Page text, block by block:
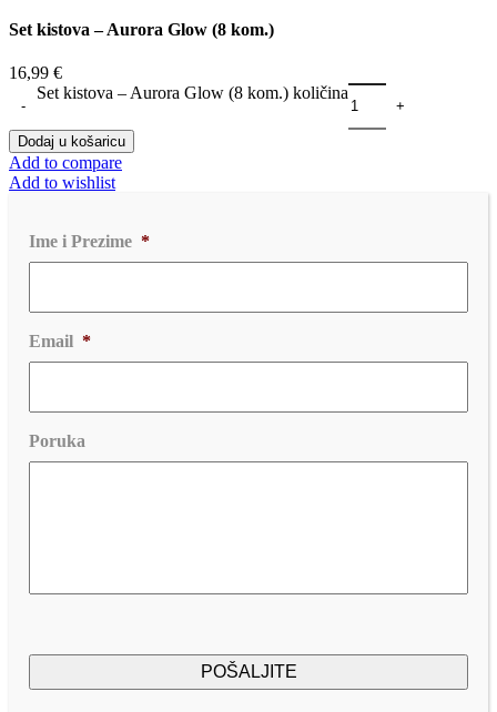
Set kistova – Aurora Glow (8 kom.)
16,99 €
Set kistova – Aurora Glow (8 kom.) količina
Dodaj u košaricu
Add to compare
Add to wishlist
Ime i Prezime *
Email *
Poruka